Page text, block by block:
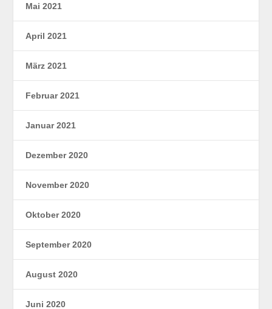
Mai 2021
April 2021
März 2021
Februar 2021
Januar 2021
Dezember 2020
November 2020
Oktober 2020
September 2020
August 2020
Juni 2020